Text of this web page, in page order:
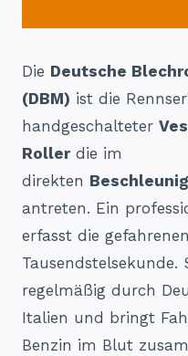
Die Deutsche
(DBM) ist die
handgeschalteter
Rollerdie im
direkten
antreten. Ein
erfasst die
Tausendstelsekunde.
regelmäßig durch
Italien und bringt
Benzin im Blut